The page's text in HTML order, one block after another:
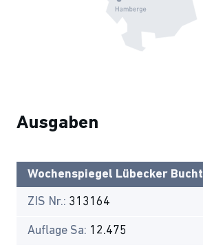
Ausgaben
Wochenspiegel Lübecker Bucht
ZIS Nr.: 313164
Auflage Sa: 12.475